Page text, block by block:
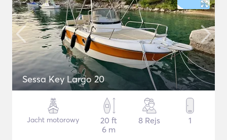
Sessa Key Largo 20
Jacht motorowy
20 ft
6 m
8 Rejs 1